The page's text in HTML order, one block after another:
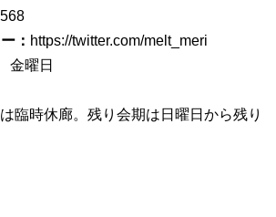
： https://twitter.com/melt_meri
金曜日
臨時休廊。残り会期は日曜日から残り